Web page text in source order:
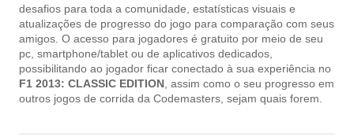
desafios para toda a comunidade, estatísticas visuais e
atualizações de progresso do jogo para comparação com seus
amigos. O acesso para jogadores é gratuito por meio de seu
pc, smartphone/tablet ou de aplicativos dedicados,
possibilitando ao jogador ficar conectado à sua experiência no
F1 2013: CLASSIC EDITION, assim como o seu progresso em
outros jogos de corrida da Codemasters, sejam quais forem.